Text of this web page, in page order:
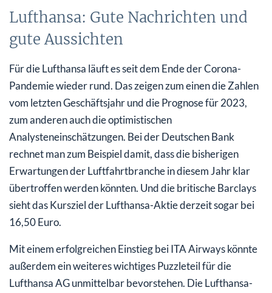
Lufthansa: Gute Nachrichten und
gute Aussichten
Für die Lufthansa läuft es seit dem Ende der Corona-
Pandemie wieder rund. Das zeigen zum einen die Zahlen
vom letzten Geschäftsjahr und die Prognose für 2023,
zum anderen auch die optimistischen
Analysteneinschätzungen. Bei der Deutschen Bank
rechnet man zum Beispiel damit, dass die bisherigen
Erwartungen der Luftfahrtbranche in diesem Jahr klar
übertroffen werden könnten. Und die britische Barclays
sieht das Kursziel der Lufthansa-Aktie derzeit sogar bei
16,50 Euro.
Mit einem erfolgreichen Einstieg bei ITA Airways könnte
außerdem ein weiteres wichtiges Puzzleteil für die
Lufthansa AG unmittelbar bevorstehen. Die Lufthansa-